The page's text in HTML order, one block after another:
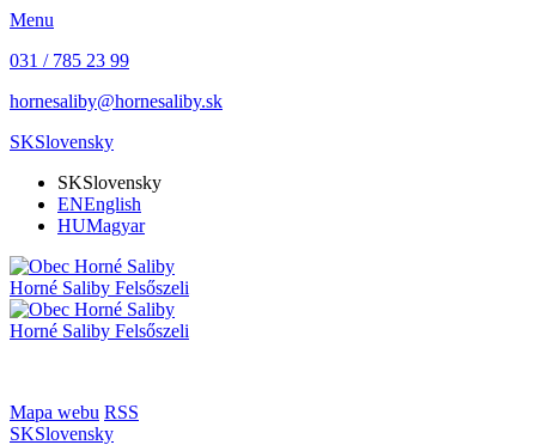
Menu
031 / 785 23 99
hornesaliby@hornesaliby.sk
SKSlovensky
SKSlovensky
ENEnglish
HUMagyar
Horné Saliby Felsőszeli
Horné Saliby Felsőszeli
Mapa webu RSS
SKSlovensky